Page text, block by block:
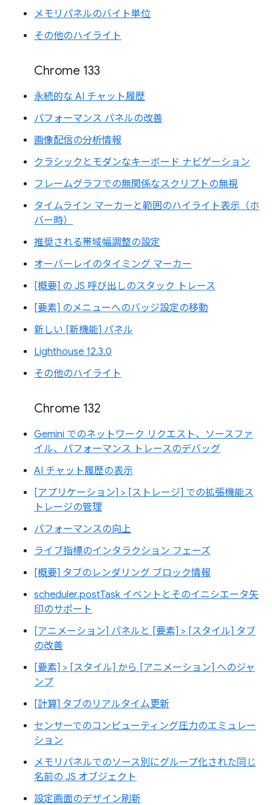
メモリパネルのバイト単位
その他のハイライト
Chrome 133
永続的な AI チャット履歴
パフォーマンス パネルの改善
画像配信の分析情報
クラシックとモダンなキーボード ナビゲーション
フレームグラフでの無関係なスクリプトの無視
タイムライン マーカーと範囲のハイライト表示（ホ
バー時）
推奨される帯域幅調整の設定
オーバーレイのタイミング マーカー
[概要] の JS 呼び出しのスタック トレース
[要素] のメニューへのバッジ設定の移動
新しい [新機能] パネル
Lighthouse 12.3.0
その他のハイライト
Chrome 132
Gemini でのネットワーク リクエスト、ソースファ
イル、パフォーマンス トレースのデバッグ
AI チャット履歴の表示
[アプリケーション] > [ストレージ] での拡張機能ス
トレージの管理
パフォーマンスの向上
ライブ指標のインタラクション フェーズ
[概要] タブのレンダリング ブロック情報
scheduler.postTask イベントとそのイニシエータ矢
印のサポート
[アニメーション] パネルと [要素] > [スタイル] タブ
の改善
[要素] > [スタイル] から [アニメーション] へのジャ
ンプ
[計算] タブのリアルタイム更新
センサーでのコンピューティング圧力のエミュレー
ション
メモリパネルでのソース別にグループ化された同じ
名前の JS オブジェクト
設定画面のデザイン刷新